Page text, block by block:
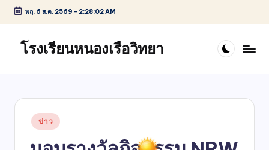
Skip
content
พฤ. 6 ส.ค. 2569 - 2:28:03 AM
โรงเรียนหนองเรือวิทยา
Posted
in
ข่าว